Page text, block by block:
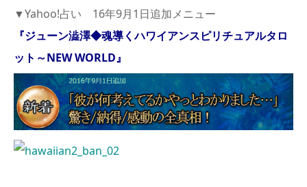
▼Yahoo!占い 16年9月1日追加メニュー
『ジューン澁澤◆魂導くハワイアンスピリチュアルタロ
ット～NEW WORLD』